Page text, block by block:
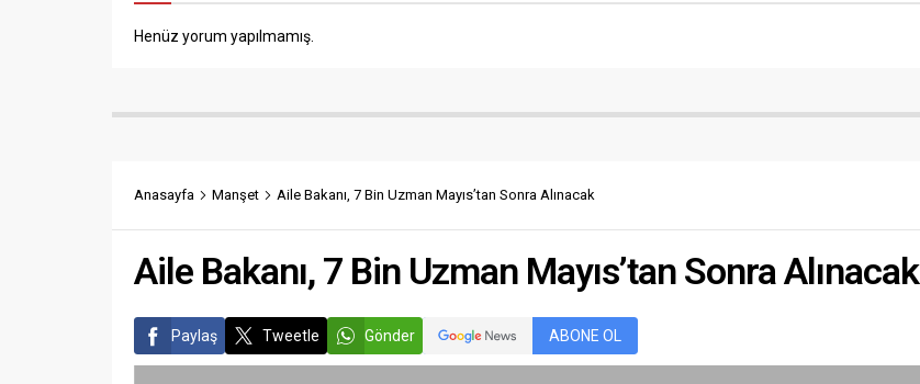
Henüz yorum yapılmamış.
Anasayfa Manşet Aile Bakanı, 7 Bin Uzman Mayıs’tan Sonra Alınacak
Aile Bakanı, 7 Bin Uzman Mayıs’tan Sonra Alınacak
Paylaş Tweetle Gönder ABONE OL